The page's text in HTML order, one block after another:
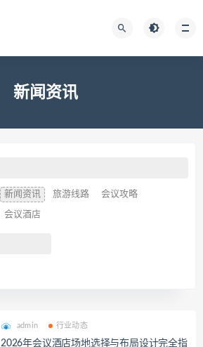
新闻资讯
新闻资讯 旅游线路 会议攻略
会议酒店
admin 行业动态
2026年会议酒店场地选择与布局设计完全指